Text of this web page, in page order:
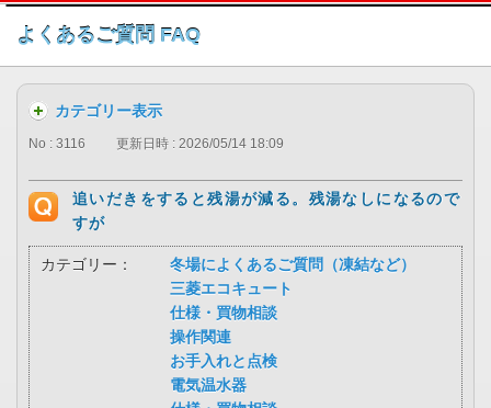
このページの本文へ
よくあるご質問 FAQ
カテゴリー表示
No : 3116 更新日時 : 2026/05/14 18:09
追いだきをすると残湯が減る。残湯なしになるので
すが
カテゴリー：
冬場によくあるご質問（凍結など）
三菱エコキュート
仕様・買物相談
操作関連
お手入れと点検
電気温水器